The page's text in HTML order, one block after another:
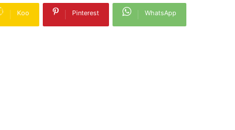
Koo Pinterest WhatsApp